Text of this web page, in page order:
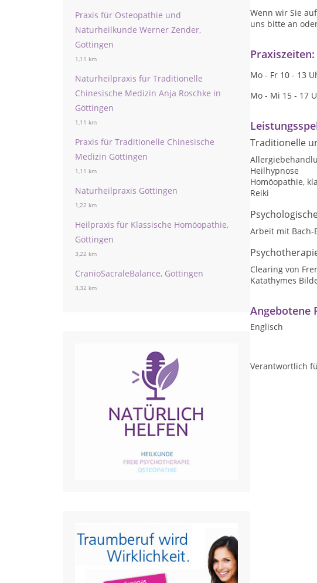
Praxis für Osteopathie und
Naturheilkunde Werner Zender,
Göttingen
1,11 km
Naturheilpraxis für Traditionelle
Chinesische Medizin Anja Roschke in
Göttingen
1,11 km
Praxis für Traditionelle Chinesische
Medizin Göttingen
1,11 km
Naturheilpraxis Göttingen
1,22 km
Heilpraxis für Klassische Homöopathie,
Göttingen
3,22 km
CranioSacraleBalance, Göttingen
3,32 km
Wenn wir Sie
uns bitte an
Praxiszeiten:
Mo - Fr 10 - 13
Mo - Mi 15 - 17
Traditionelle
Heilhypnose
Homöopathie,
Reiki
Arbeit mit Bach-
Clearing von
Katathymes
Angebotene
Englisch
Verantwortlich